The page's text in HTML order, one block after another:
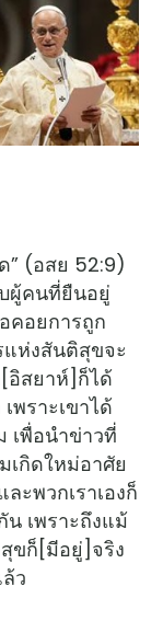
(อสย 52:9)
ผู้คนที่ยืนอยู่
คอยการถูก
แห่งสันติสุขจะ
อิสยาห์]ก็ได้
พราะเขาได้
เพื่อนำข่าวที่
เกิดใหม่อาศัย
ะพวกเราเองก็
น เพราะถึงแม้
ขก็[มีอยู่]จริง
ว